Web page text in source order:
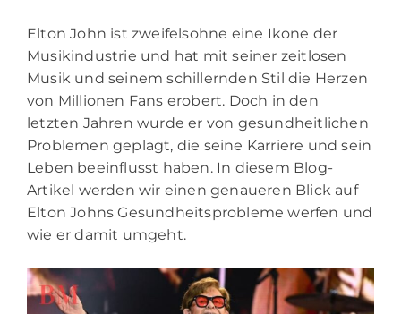
Elton John ist zweifelsohne eine Ikone der
Musikindustrie und hat mit seiner zeitlosen
Musik und seinem schillernden Stil die Herzen
von Millionen Fans erobert. Doch in den
letzten Jahren wurde er von gesundheitlichen
Problemen geplagt, die seine Karriere und sein
Leben beeinflusst haben. In diesem Blog-
Artikel werden wir einen genaueren Blick auf
Elton Johns Gesundheitsprobleme werfen und
wie er damit umgeht.